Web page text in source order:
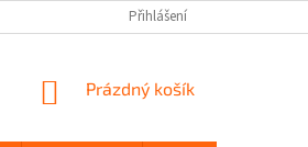
ZÁSADY OCHRANY
Přihlášení
NÁKUPNÍ
Prázdný košík